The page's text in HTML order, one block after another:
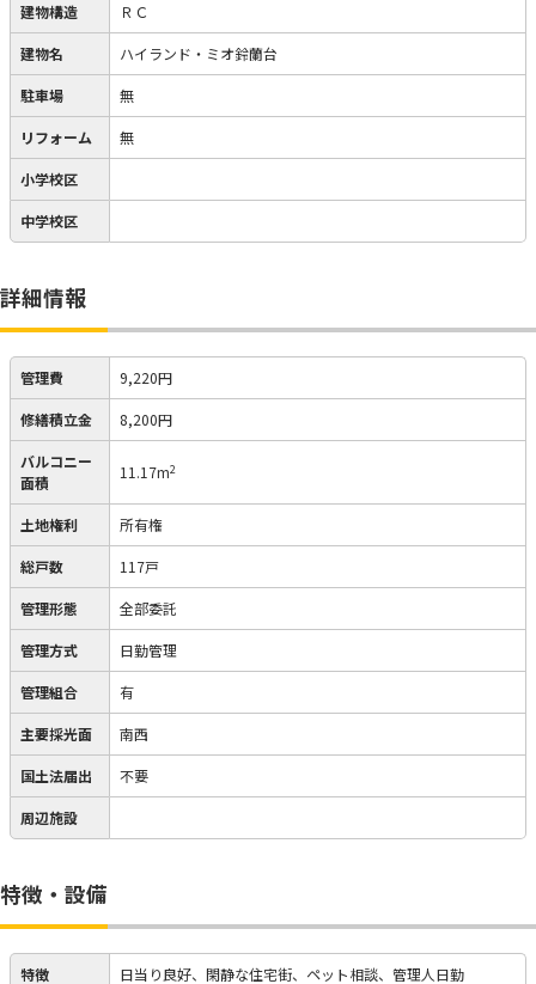
建物構造 ＲＣ
建物名 ハイランド・ミオ鈴蘭台
駐車場 無
リフォーム 無
小学校区
中学校区
詳細情報
管理費 9,220円
修繕積立金 8,200円
バルコニー
面積
11.17m2
土地権利 所有権
総戸数 117戸
管理形態 全部委託
管理方式 日勤管理
管理組合 有
主要採光面 南西
国土法届出 不要
周辺施設
特徴・設備
特徴 日当り良好、閑静な住宅街、ペット相談、管理人日勤